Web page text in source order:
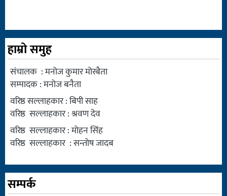
हाम्रो समुह
संचालक : मनोज कुमार मोरबैता
सम्पादक : मनोज बनैता
वरिष्ठ सल्लाहकार : बिपी साह
वरिष्ठ सल्लाहकार : श्रवण देव
वरिष्ठ सल्लाहकार : मोहन सिंह
वरिष्ठ सल्लाहकार : सन्तोष जादब
सम्पर्क